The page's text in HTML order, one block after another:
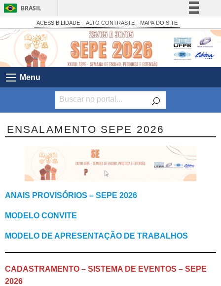
BRASIL
Simplifique!
Comunica BR
Participe
Acesso à informação
Canais
ACESSIBILIDADE ALTO CONTRASTE MAPA DO SITE
Menu
ENSALAMENTO SEPE 2026
ANAIS PROVISÓRIOS – SEPE 2026
MODELO CONVITE
MODELO DE APRESENTAÇÃO DE TRABALHOS
CADASTRAMENTO – SISTEMA DE EVENTOS – SEPE
2026